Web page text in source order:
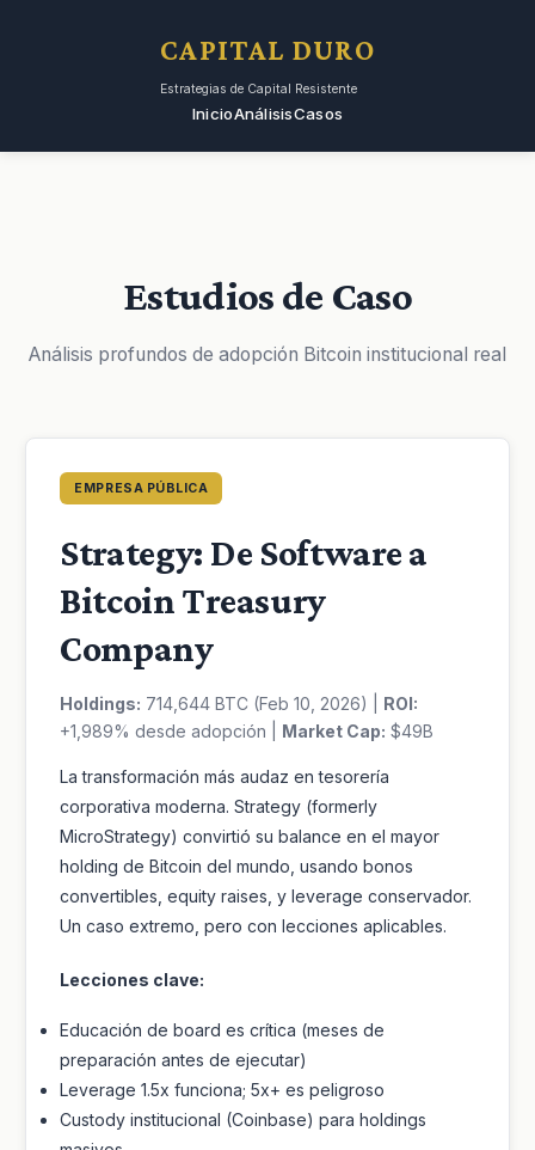
CAPITAL DURO
Estrategias de Capital Resistente
InicioAnálisisCasos
Estudios de Caso
Análisis profundos de adopción Bitcoin institucional real
EMPRESA PÚBLICA
Strategy: De Software a
Bitcoin Treasury
Company
Holdings: 714,644 BTC (Feb 10, 2026) | ROI:
+1,989% desde adopción | Market Cap: $49B
La transformación más audaz en tesorería
corporativa moderna. Strategy (formerly
MicroStrategy) convirtió su balance en el mayor
holding de Bitcoin del mundo, usando bonos
convertibles, equity raises, y leverage conservador.
Un caso extremo, pero con lecciones aplicables.
Lecciones clave:
Educación de board es crítica (meses de
preparación antes de ejecutar)
Leverage 1.5x funciona; 5x+ es peligroso
Custody institucional (Coinbase) para holdings